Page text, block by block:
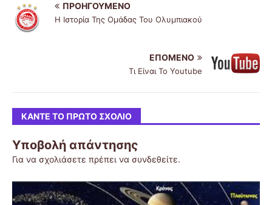
ΠΡΟΗΓΟΎΜΕΝΟ
Η Ιστορία Της Ομάδας Του Ολυμπιακού
ΕΠΌΜΕΝΟ
Τι Είναι Το Youtube
ΚΆΝΤΕ ΤΟ ΠΡΏΤΟ ΣΧΌΛΙΟ
Υποβολή απάντησης
Για να σχολιάσετε πρέπει να συνδεθείτε.